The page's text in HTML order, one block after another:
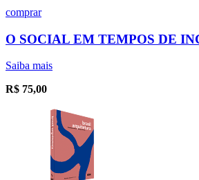
comprar
O SOCIAL EM TEMPOS DE
Saiba mais
R$ 75,00